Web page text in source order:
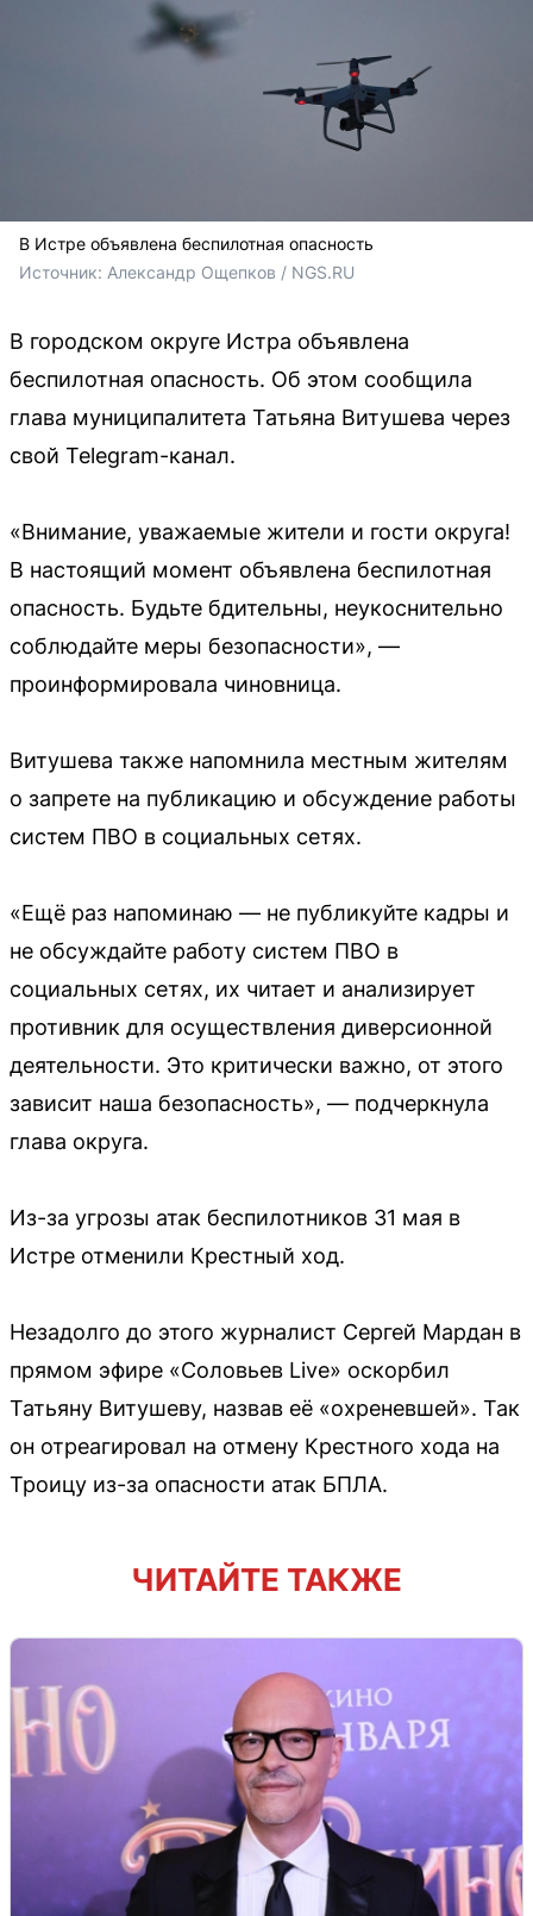
В Истре объявлена беспилотная опасность
Источник: Александр Ощепков / NGS.RU
В городском округе Истра объявлена
беспилотная опасность. Об этом сообщила
глава муниципалитета Татьяна Витушева через
свой Telegram-канал.
«Внимание, уважаемые жители и гости округа!
В настоящий момент объявлена беспилотная
опасность. Будьте бдительны, неукоснительно
соблюдайте меры безопасности», —
проинформировала чиновница.
Витушева также напомнила местным жителям
о запрете на публикацию и обсуждение работы
систем ПВО в социальных сетях.
«Ещё раз напоминаю — не публикуйте кадры и
не обсуждайте работу систем ПВО в
социальных сетях, их читает и анализирует
противник для осуществления диверсионной
деятельности. Это критически важно, от этого
зависит наша безопасность», — подчеркнула
глава округа.
Из-за угрозы атак беспилотников 31 мая в
Истре отменили Крестный ход.
Незадолго до этого журналист Сергей Мардан в
прямом эфире «Соловьев Live» оскорбил
Татьяну Витушеву, назвав её «охреневшей». Так
он отреагировал на отмену Крестного хода на
Троицу из-за опасности атак БПЛА.
ЧИТАЙТЕ ТАКЖЕ